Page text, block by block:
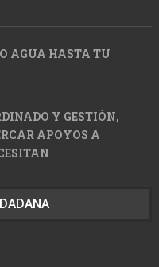
AGUA HASTA TU
Y GESTIÓN,
APOYOS A